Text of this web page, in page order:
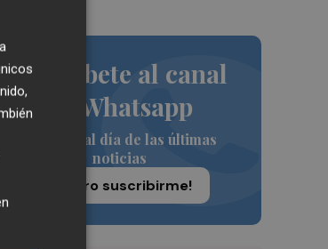
Suscríbete al canal
de Whatsapp
Siempre al día de las últimas
noticias
¡Quiero suscribirme!